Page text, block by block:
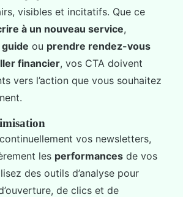
visibles et incitatifs. Que ce
à un nouveau service,
ou prendre rendez-vous
financier, vos CTA doivent
vers l’action que vous souhaitez
vos newsletters,
les performances de vos
des outils d’analyse pour
de clics et de